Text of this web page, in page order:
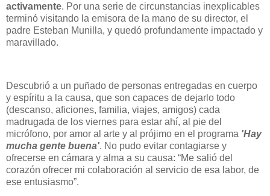
activamente. Por una serie de circunstancias inexplicables
terminó visitando la emisora de la mano de su director, el
padre Esteban Munilla, y quedó profundamente impactado y
maravillado.
Descubrió a un puñado de personas entregadas en cuerpo
y espíritu a la causa, que son capaces de dejarlo todo
(descanso, aficiones, familia, viajes, amigos) cada
madrugada de los viernes para estar ahí, al pie del
micrófono, por amor al arte y al prójimo en el programa 'Hay
mucha gente buena'. No pudo evitar contagiarse y
ofrecerse en cámara y alma a su causa: “Me salió del
corazón ofrecer mi colaboración al servicio de esa labor, de
ese entusiasmo”.